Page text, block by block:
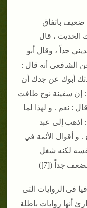
ضعيف باتفاق
الحديث ، قال
جداً ، وقال أبو
الشافعي أنه قال :
أبوك عن جدك أن
: إن سفينة نوح طافت
: نعم . و لهذا لما
اذهب إلى عبد
و أقوال الأئمة في
لكنه شغل
جداً ([7])
فى الروايات التى
أنها روايات باطلة